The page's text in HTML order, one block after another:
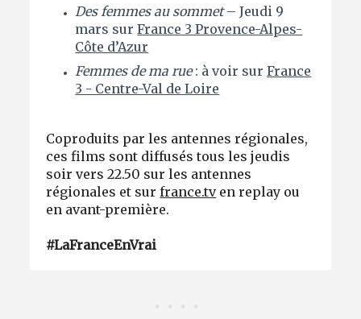
Des femmes au sommet– Jeudi 9
mars surFrance 3 Provence-Alpes-
Côte d’Azur
Femmes de ma rue: à voir surFrance
3 - Centre-Val de Loire
Coproduits par les antennes régionales,
ces films sont diffusés tous les jeudis
soir vers 22.50 sur les antennes
régionales et surfrance.tven replay ou
en avant-première.
#LaFranceEnVrai